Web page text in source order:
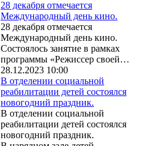
28 декабря отмечается
Международный день кино.
28 декабря отмечается
Международный день кино.
Состоялось занятие в рамках
программы «Режиссер своей…
28.12.2023 10:00
В отделении социальной
реабилитации детей состоялся
новогодний праздник.
В отделении социальной
реабилитации детей состоялся
новогодний праздник.